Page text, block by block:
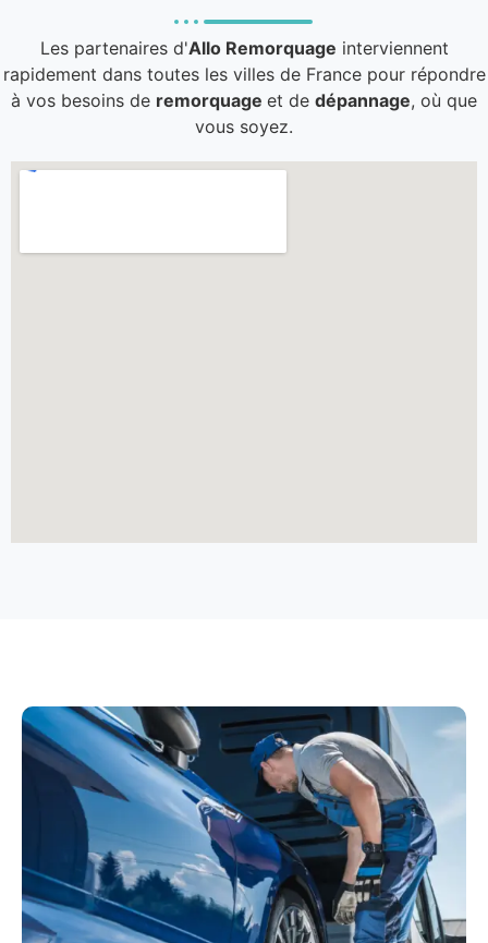
Les partenaires d'Allo Remorquage interviennent
rapidement dans toutes les villes de France pour répondre
à vos besoins de remorquage et de dépannage, où que
vous soyez.